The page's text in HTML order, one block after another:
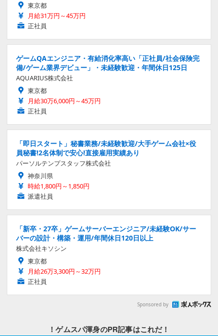
東京都
月給31万円～45万円
正社員
ゲームQAエンジニア・有給消化率高い「正社員/社会保険完
備/ゲーム業界デビュー」・未経験歓迎・年間休日125日
AQUARIUS株式会社
東京都
月給30万6,000円～45万円
正社員
「即日スタート」秘書業務/未経験歓迎/大手ゲーム会社×役
員秘書!2名体制で安心!直接雇用実績あり
パーソルテンプスタッフ株式会社
神奈川県
時給1,800円～1,850円
派遣社員
「新卒・27卒」ゲームサーバーエンジニア/未経験OK/サー
バーの設計・構築・運用/年間休日120日以上
株式会社キソシン
東京都
月給26万3,300円～32万円
正社員
Sponsored by
！ゲムスパ渾身のPR記事はこれだ！